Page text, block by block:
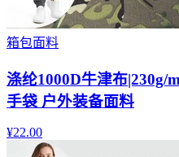
箱包面料
涤纶1000D牛津布|230g/
手袋 户外装备面料
¥22.00